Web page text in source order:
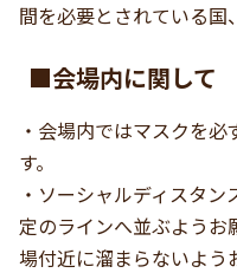
間を必要とされている国
■会場内に関して
・会場内ではマスクを
す。
・ソーシャルディスタ
定のラインへ並ぶようお
場付近に溜まらないよう